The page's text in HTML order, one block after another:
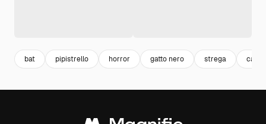
bat pipistrello horror gatto nero strega cat